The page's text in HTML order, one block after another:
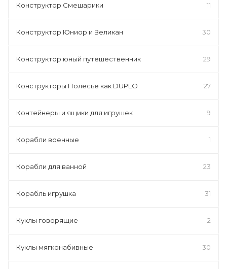
Конструктор Смешарики 11
Конструктор Юниор и Великан 30
Конструктор юный путешественник 29
Конструкторы Полесье как DUPLO 27
Контейнеры и ящики для игрушек 9
Корабли военные 1
Корабли для ванной 23
Корабль игрушка 31
Куклы говорящие 2
Куклы мягконабивные 30